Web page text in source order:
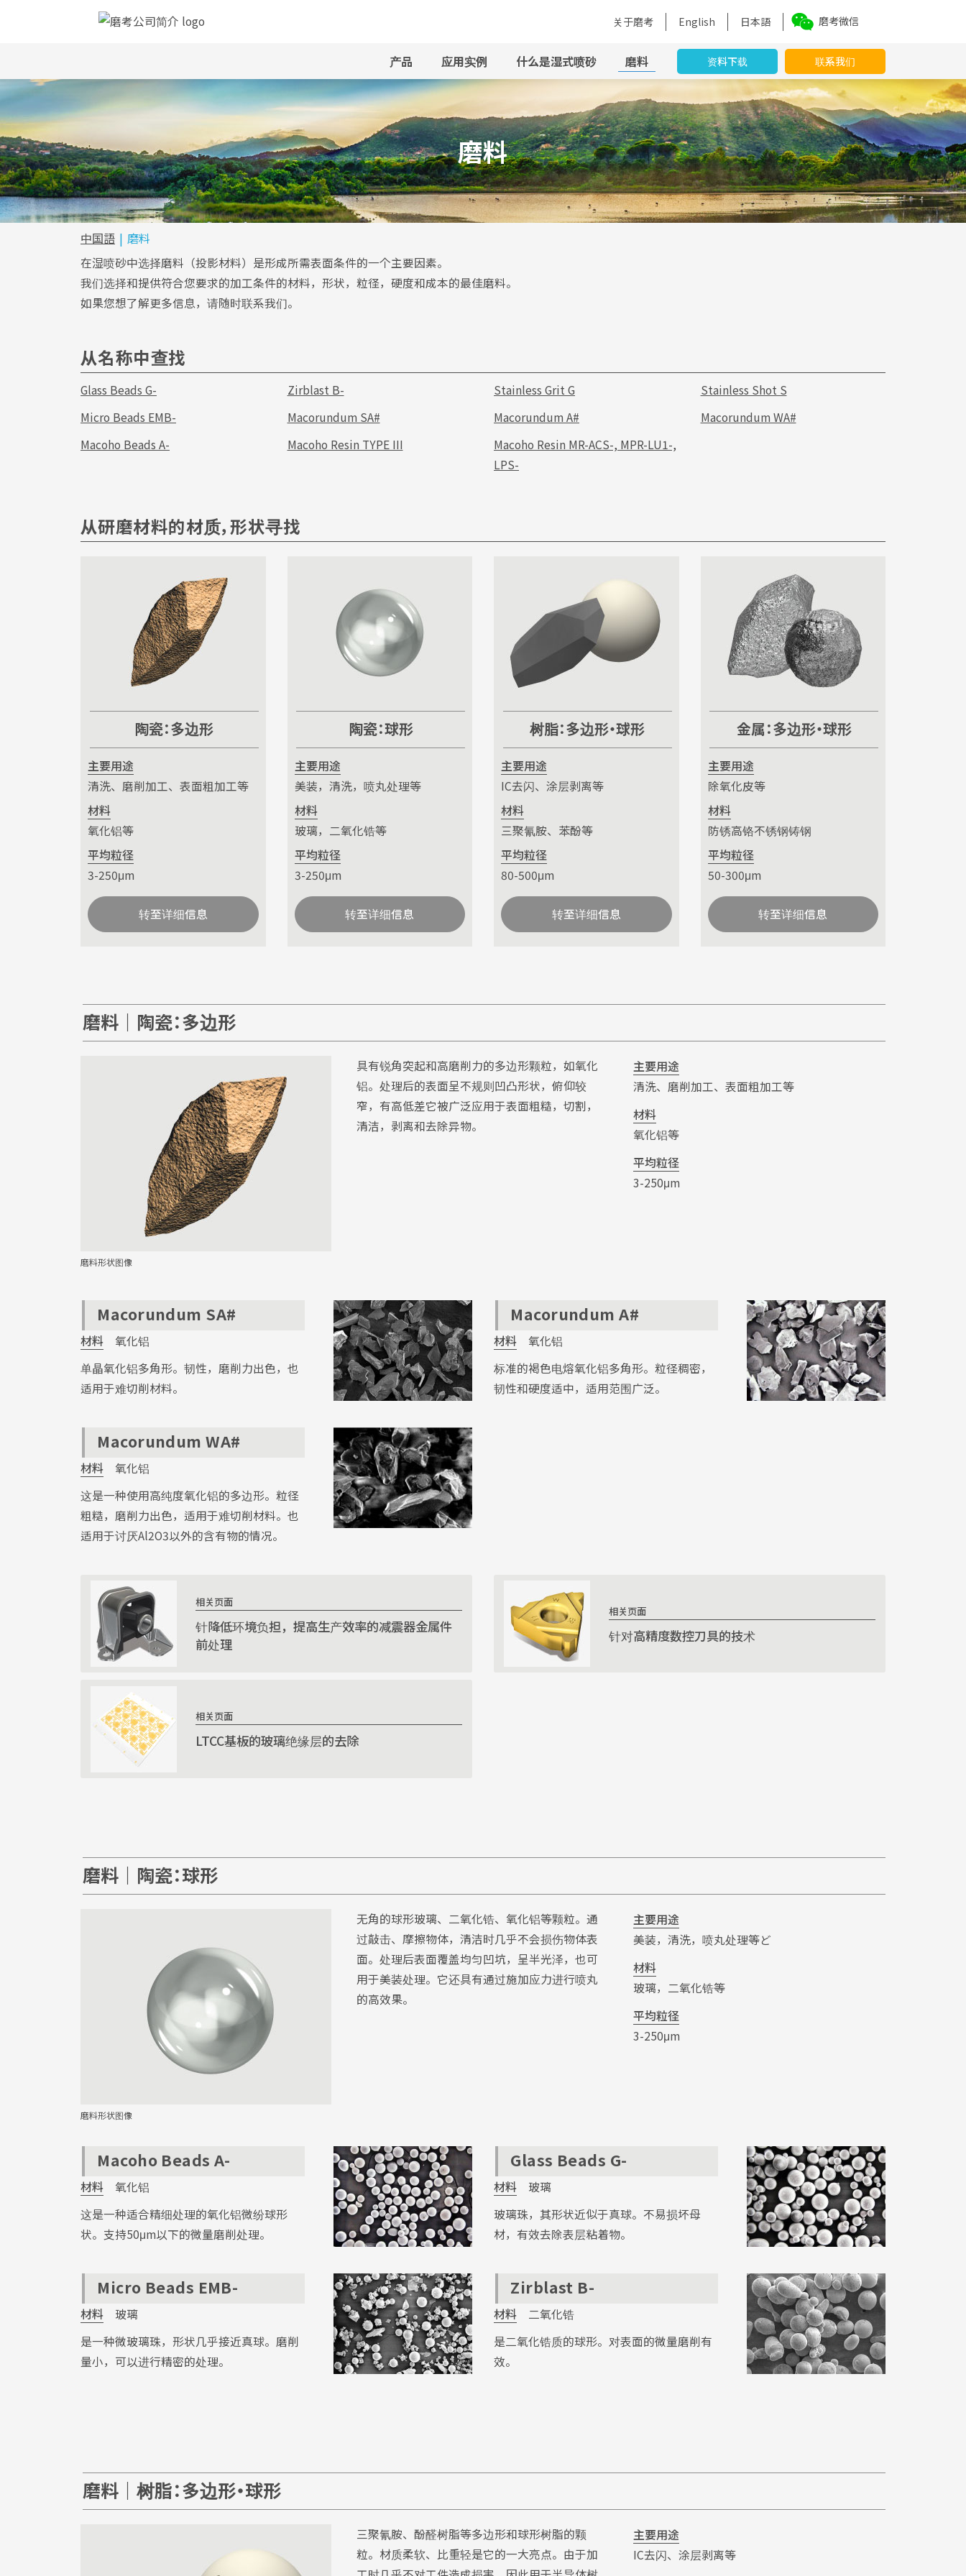
关于磨考 English 日本語 磨考微信
产品 应用实例 什么是湿式喷砂 磨料 资料下载 联系我们
磨料
中国語 磨料
在湿喷砂中选择磨料（投影材料）是形成所需表面条件的一个主要因素。
我们选择和提供符合您要求的加工条件的材料，形状，粒径，硬度和成本的最佳磨料。
如果您想了解更多信息，请随时联系我们。
从名称中查找
Glass Beads G- Zirblast B- Stainless Grit G
Stainless Shot S
Micro Beads EMB-
Macorundum SA# Macorundum A#
Macorundum WA#
Macoho Beads A-
Macoho Resin TYPE III
Macoho Resin MR-ACS-, MPR-LU1-,
LPS-
从研磨材料的材质，形状寻找
陶瓷：多边形
主要用途
清洗、磨削加工、表面粗加工等
材料
氧化铝等
平均粒径
3-250μm
转至详细信息
陶瓷：球形
主要用途
美装，清洗，喷丸处理等
材料
玻璃，二氧化锆等
平均粒径
3-250μm
转至详细信息
树脂：多边形・球形
主要用途
IC去闪、涂层剥离等
材料
三聚氰胺、苯酚等
平均粒径
80-500μm
转至详细信息
金属：多边形・球形
主要用途
除氧化皮等
材料
防锈高铬不锈钢铸钢
平均粒径
50-300μm
转至详细信息
磨料｜陶瓷：多边形
磨料形状图像
具有锐角突起和高磨削力的多边形颗粒，如氧化
铝。处理后的表面呈不规则凹凸形状，俯仰较
窄，有高低差它被广泛应用于表面粗糙，切割，
清洁，剥离和去除异物。
主要用途
清洗、磨削加工、表面粗加工等
材料
氧化铝等
平均粒径
3-250μm
Macorundum SA#
材料 氧化铝
单晶氧化铝多角形。韧性，磨削力出色，也
适用于难切削材料。
Macorundum A#
材料 氧化铝
标准的褐色电熔氧化铝多角形。粒径稠密，
韧性和硬度适中，适用范围广泛。
Macorundum WA#
材料 氧化铝
这是一种使用高纯度氧化铝的多边形。粒径
粗糙，磨削力出色，适用于难切削材料。也
适用于讨厌Al2O3以外的含有物的情况。
相关页面
针降低环境负担，提高生产效率的减震器金属件
前处理
相关页面
针对高精度数控刀具的技术
相关页面
LTCC基板的玻璃绝缘层的去除
磨料｜陶瓷：球形
磨料形状图像
无角的球形玻璃、二氧化锆、氧化铝等颗粒。通
过敲击、摩擦物体，清洁时几乎不会损伤物体表
面。处理后表面覆盖均匀凹坑，呈半光泽，也可
用于美装处理。它还具有通过施加应力进行喷丸
的高效果。
主要用途
美装，清洗，喷丸处理等ど
材料
玻璃，二氧化锆等
平均粒径
3-250μm
Macoho Beads A-
材料 氧化铝
这是一种适合精细处理的氧化铝微纷球形
状。支持50μm以下的微量磨削处理。
Glass Beads G-
材料 玻璃
玻璃珠，其形状近似于真球。不易损坏母
材，有效去除表层粘着物。
Micro Beads EMB-
材料 玻璃
是一种微玻璃珠，形状几乎接近真球。磨削
量小，可以进行精密的处理。
Zirblast B-
材料 二氧化锆
是二氧化锆质的球形。对表面的微量磨削有
效。
磨料｜树脂：多边形・球形
三聚氰胺、酚醛树脂等多边形和球形树脂的颗
粒。材质柔软、比重轻是它的一大亮点。由于加
主要用途
IC去闪、涂层剥离等